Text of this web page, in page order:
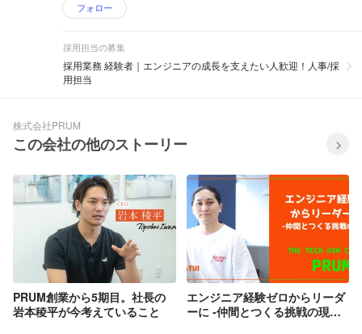
フォロー
採用担当の募集
採用業務 経験者｜エンジニアの成長を支えたい人歓迎！人事/採
用担当
株式会社PRUM
この会社の他のストーリー
PRUM創業から5期目。社長の
岩本稜平が今考えていること
エンジニア経験ゼロからリーダ
ーに -仲間とつくる挑戦の現在